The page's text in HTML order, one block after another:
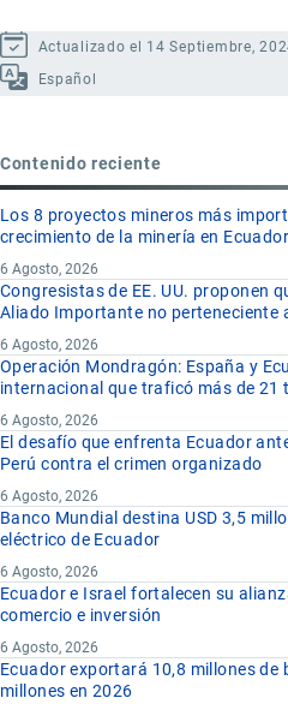
importación
de Cigarrillos
Coloque la
Cómo calcular ICE Ad
de Cigarrillos a Ecuador
Coloque la tarifa de ICE Ad
números enteros.
Cómo calcular ICE
Cigarrillos a Ecuador
Coloque la tarifa de ICE
Cálculo de Fodinfa, IVA e
Cigarrillos a Ecuador
Para el cálculo de IVA, Fondinfa e
registrados en los campos de la
la sección Ajustes.
Tarifas Nacionales
Marque el casillero
Coloque los valores para el
Medidas de Defensa
Para aplicar medidas de defensa
Valorem o específicos.
Marque el casillero
Coloque los valores para el
Los valores computados no se
envían al correo electrónico del
Actualizado el 14 Septiembre,
Español
Contenido reciente
Los 8 proyectos mineros más
crecimiento de la minería en Ecuador
6 Agosto, 2026
Congresistas de EE. UU. proponen
Aliado Importante no perteneciente
6 Agosto, 2026
Operación Mondragón: España y
internacional que traficó más de 21
6 Agosto, 2026
El desafío que enfrenta Ecuador
Perú contra el crimen organizado
6 Agosto, 2026
Banco Mundial destina USD 3,5
eléctrico de Ecuador
6 Agosto, 2026
Ecuador e Israel fortalecen su
comercio e inversión
6 Agosto, 2026
Ecuador exportará 10,8 millones de
millones en 2026